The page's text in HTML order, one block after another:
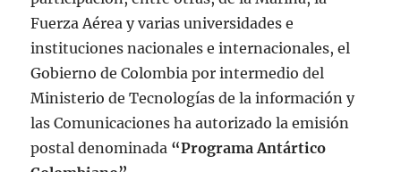
Fuerza Aérea y varias universidades e
instituciones nacionales e internacionales, el
Gobierno de Colombia por intermedio del
Ministerio de Tecnologías de la información y
las Comunicaciones ha autorizado la emisión
postal denominada “Programa Antártico